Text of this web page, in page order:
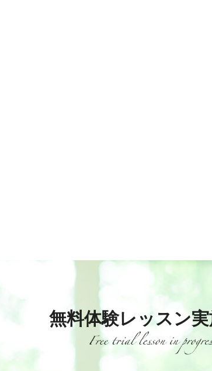
無料体験レッスン実